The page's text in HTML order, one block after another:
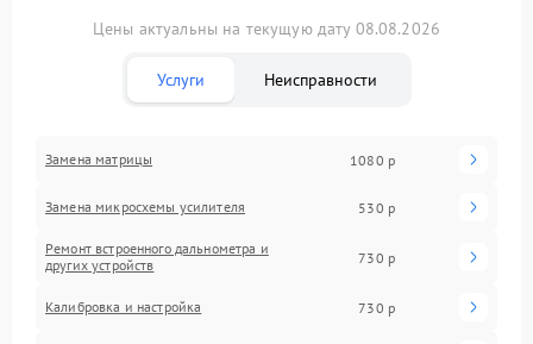
Цены актуальны на текущую дату 08.08.2026
Услуги Неисправности
Замена матрицы 1080 р
Замена микросхемы усилителя 530 р
Ремонт встроенного дальнометра и
других устройств
730 р
Калибровка и настройка 730 р